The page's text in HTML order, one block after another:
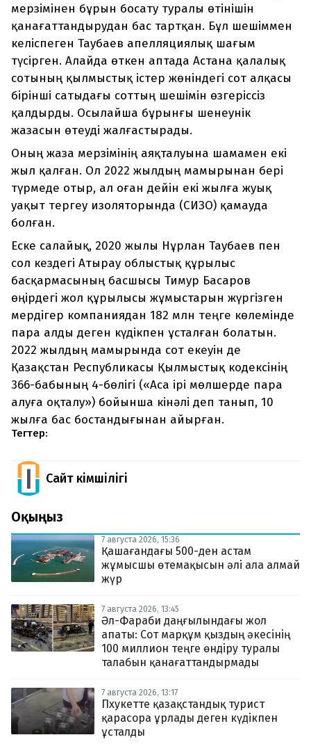
мерзімінен бұрын босату туралы өтінішін
қанағаттандырудан бас тартқан. Бұл шешіммен
келіспеген Таубаев апелляциялық шағым
түсірген. Алайда өткен аптада Астана қалалық
сотының қылмыстық істер жөніндегі сот алқасы
бірінші сатыдағы соттың шешімін өзгеріссіз
қалдырды. Осылайша бұрынғы шенеунік
жазасын өтеуді жалғастырады.
Оның жаза мерзімінің аяқталуына шамамен екі
жыл қалған. Ол 2022 жылдың мамырынан бері
түрмеде отыр, ал оған дейін екі жылға жуық
уақыт тергеу изоляторында (СИЗО) қамауда
болған.
Еске салайық, 2020 жылы Нұрлан Таубаев пен
сол кездегі Атырау облыстық құрылыс
басқармасының басшысы Тимур Басаров
өңірдегі жол құрылысы жұмыстарын жүргізген
мердігер компаниядан 182 млн теңге көлемінде
пара алды деген күдікпен ұсталған болатын.
2022 жылдың мамырында сот екеуін де
Қазақстан Республикасы Қылмыстық кодексінің
366-бабының 4-бөлігі («Аса ірі мөлшерде пара
алуға оқталу») бойынша кінәлі деп танып, 10
жылға бас бостандығынан айырған.
Тегтер:
Сайт Әкімшілігі
Оқыңыз
7 августа 2026, 15:36
Қашағандағы 500-ден астам
жұмысшы өтемақысын әлі ала алмай
жүр
7 августа 2026, 13:45
Әл-Фараби даңғылындағы жол
апаты: Сот марқұм қыздың әкесінің
100 миллион теңге өндіру туралы
талабын қанағаттандырмады
7 августа 2026, 13:17
Пхукетте қазақстандық турист
қарасора ұрлады деген күдікпен
ұсталды